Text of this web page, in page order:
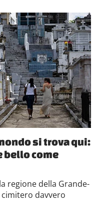
si trova qui:
bello come
regione della Grande-
davvero